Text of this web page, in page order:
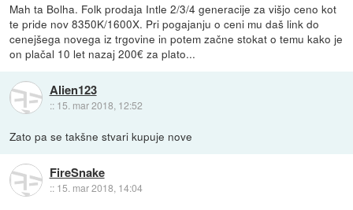
Mah ta Bolha. Folk prodaja Intle 2/3/4 generacije za višjo ceno kot
te pride nov 8350K/1600X. Pri pogajanju o ceni mu daš link do
cenejšega novega iz trgovine in potem začne stokat o temu kako je
on plačal 10 let nazaj 200€ za plato...
Alien123
:: 15. mar 2018, 12:52
Zato pa se takšne stvari kupuje nove
FireSnake
:: 15. mar 2018, 14:04